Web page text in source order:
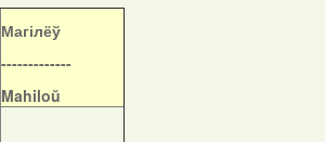
Магілёў
-------------
Mahiloŭ